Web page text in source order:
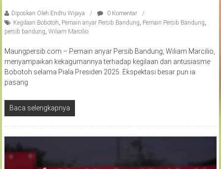
Diposkan Oleh:Endru Wijaya
0 Komentar
Kegilaan Bobotoh, Pemain anyar Persib Bandung, Pemain Persib Bandung,
persib bandung, Wiliam Marcilio
Maungpersib.com – Pemain anyar Persib Bandung, Wiliam Marcilio,
menyampaikan kekagumannya terhadap kegilaan dan antusiasme
Bobotoh selama Piala Presiden 2025. Ekspektasi besar pun ia
pasang
Baca selengkapnya